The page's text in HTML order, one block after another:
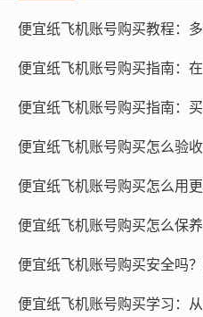
便宜纸飞机账号购买怎么验
便宜纸飞机账号购买学习：